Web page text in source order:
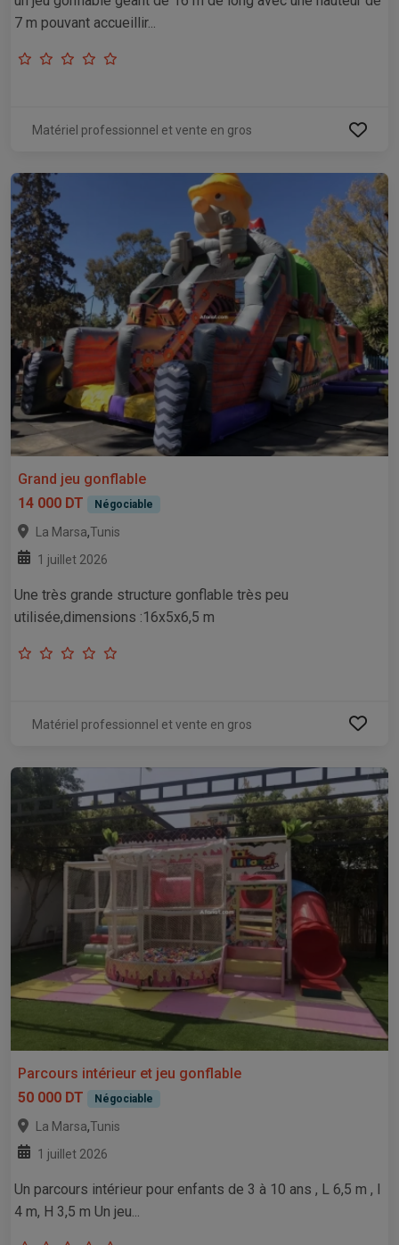
7 m pouvant accueillir...
Matériel professionnel et vente en gros
Grand jeu gonflable
14 000 DT
Négociable
La Marsa,Tunis
1 juillet 2026
Une très grande structure gonflable très peu
utilisée,dimensions :16x5x6,5 m
Matériel professionnel et vente en gros
Parcours intérieur et jeu gonflable
50 000 DT
Négociable
La Marsa,Tunis
1 juillet 2026
Un parcours intérieur pour enfants de 3 à 10 ans , L 6,5 m , l
4 m, H 3,5 m Un jeu...